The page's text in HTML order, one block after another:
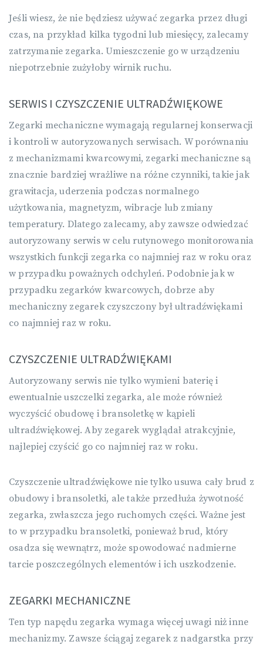
Jeśli wiesz, że nie będziesz używać zegarka przez długi
czas, na przykład kilka tygodni lub miesięcy, zalecamy
zatrzymanie zegarka. Umieszczenie go w urządzeniu
niepotrzebnie zużyłoby wirnik ruchu.
SERWIS I CZYSZCZENIE ULTRADŹWIĘKOWE
Zegarki mechaniczne wymagają regularnej konserwacji
i kontroli w autoryzowanych serwisach. W porównaniu
z mechanizmami kwarcowymi, zegarki mechaniczne są
znacznie bardziej wrażliwe na różne czynniki, takie jak
grawitacja, uderzenia podczas normalnego
użytkowania, magnetyzm, wibracje lub zmiany
temperatury. Dlatego zalecamy, aby zawsze odwiedzać
autoryzowany serwis w celu rutynowego monitorowania
wszystkich funkcji zegarka co najmniej raz w roku oraz
w przypadku poważnych odchyleń. Podobnie jak w
przypadku zegarków kwarcowych, dobrze aby
mechaniczny zegarek czyszczony był ultradźwiękami
co najmniej raz w roku.
CZYSZCZENIE ULTRADŹWIĘKAMI
Autoryzowany serwis nie tylko wymieni baterię i
ewentualnie uszczelki zegarka, ale może również
wyczyścić obudowę i bransoletkę w kąpieli
ultradźwiękowej. Aby zegarek wyglądał atrakcyjnie,
najlepiej czyścić go co najmniej raz w roku.
Czyszczenie ultradźwiękowe nie tylko usuwa cały brud z
obudowy i bransoletki, ale także przedłuża żywotność
zegarka, zwłaszcza jego ruchomych części. Ważne jest
to w przypadku bransoletki, ponieważ brud, który
osadza się wewnątrz, może spowodować nadmierne
tarcie poszczególnych elementów i ich uszkodzenie.
ZEGARKI MECHANICZNE
Ten typ napędu zegarka wymaga więcej uwagi niż inne
mechanizmy. Zawsze ściągaj zegarek z nadgarstka przy